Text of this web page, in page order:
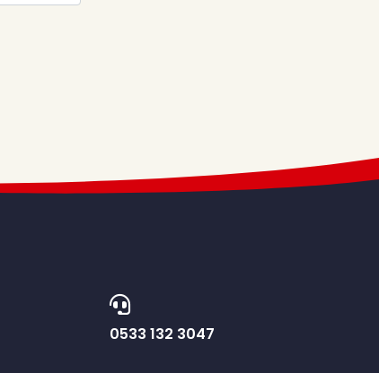
0533 132 3047